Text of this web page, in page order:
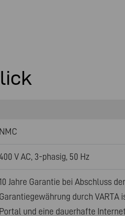
NMC
400 V AC, 3-phasig, 50 Hz
10 Jahre Garantie bei Abschluss
Garantiegewährung durch VARTA
Portal und eine dauerhafte